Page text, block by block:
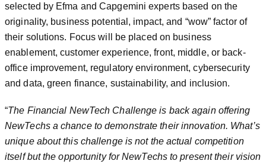
selected by Efma and Capgemini experts based on the
originality, business potential, impact, and “wow” factor of
their solutions. Focus will be placed on business
enablement, customer experience, front, middle, or back-
office improvement, regulatory environment, cybersecurity
and data, green finance, sustainability, and inclusion.
“The Financial NewTech Challenge is back again offering
NewTechs a chance to demonstrate their innovation. What’s
unique about this challenge is not the actual competition
itself but the opportunity for NewTechs to present their vision